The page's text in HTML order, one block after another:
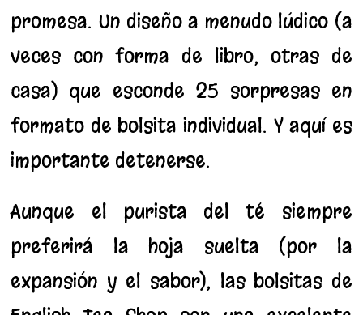
promesa. Un diseño a menudo lúdico (a
veces con forma de libro, otras de
casa) que esconde 25 sorpresas en
formato de bolsita individual. Y aquí es
importante detenerse.
Aunque el purista del té siempre
preferirá la hoja suelta (por la
expansión y el sabor), las bolsitas de